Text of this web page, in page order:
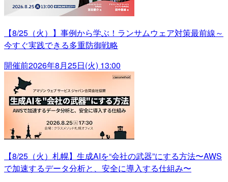
【8/25（火）】事例から学ぶ！ランサムウェア対策最前線～
今すぐ実践できる多重防御戦略
開催前2026年8月25日(火) 13:00
【8/25（火）札幌】生成AIを“会社の武器”にする方法〜AWS
で加速するデータ分析と、安全に導入する仕組み〜